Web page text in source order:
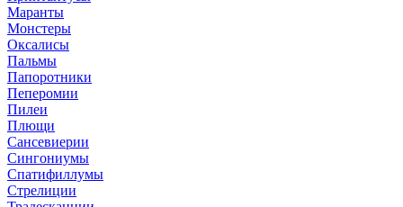
Маранты
Монстеры
Оксалисы
Пальмы
Папоротники
Пеперомии
Пилеи
Плющи
Сансевиерии
Сингониумы
Спатифиллумы
Стрелиции